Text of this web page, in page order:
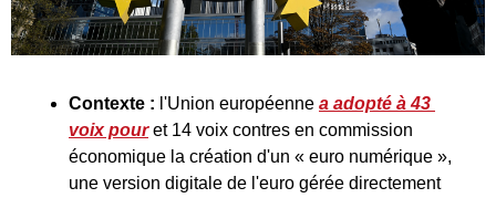
Contexte : l'Union européenne a adopté à 43
voix pour et 14 voix contres en commission
économique la création d'un « euro numérique »,
une version digitale de l'euro gérée directement